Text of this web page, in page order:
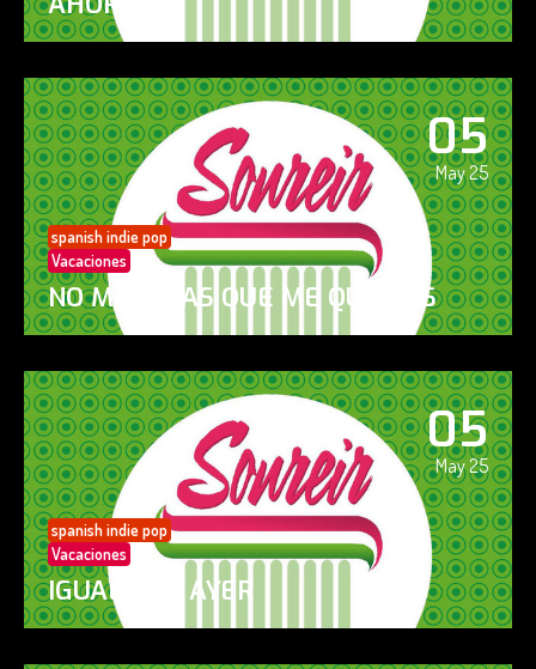
05
May 25
spanish indie pop
Vacaciones
NO ME DIGAS QUE ME QUIERES
05
May 25
spanish indie pop
Vacaciones
IGUAL QUE AYER